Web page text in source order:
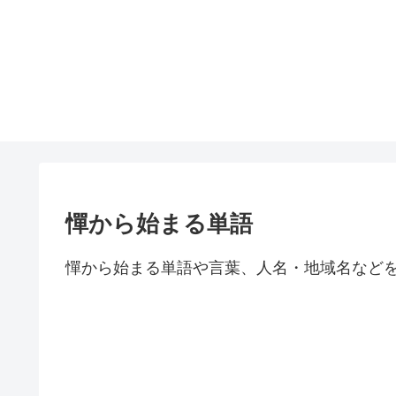
憚から始まる単語
憚から始まる単語や言葉、人名・地域名など